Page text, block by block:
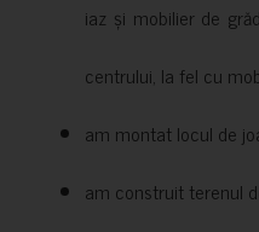
iaz și mobilier de
centrului, la fel cu
am montat locul de
am construit terenul